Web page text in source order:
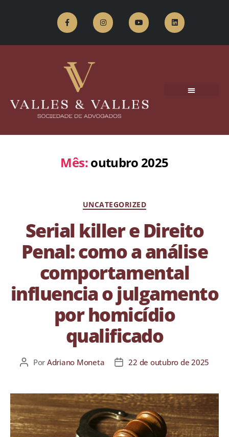
Mês:outubro 2025
UNCATEGORIZED
Serial killer e Direito
Penal: como a análise
comportamental
influencia o julgamento
por homicídio
qualificado
Por Adriano Moneta 22 de outubro de 2025